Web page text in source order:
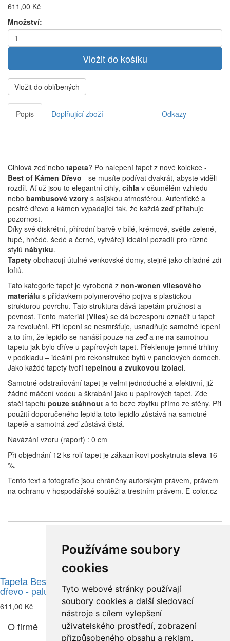
Používáme soubory
cookies
Tyto webové stránky používají
soubory cookies a další sledovací
nástroje s cílem vylepšení
uživatelského prostředí, zobrazení
přizpůsobeného obsahu a reklam,
611,00 Kč
Množství:
Vložit do oblíbených
Popis Doplňující zboží Odkazy
Cihlová zeď nebo tapeta? Po nalepení tapet z nové kolekce -
Best of Kámen Dřevo - se musíte podívat dvakrát, abyste viděli
rozdíl. Ať už jsou to elegantní cihly, cihla v ošumělém vzhledu
nebo bambusové vzory s asijskou atmosférou. Autentické a
pestré dřevo a kámen vypadající tak, že každá zeďpřitahuje
pozornost.
Díky své diskrétní, přírodní barvě v bílé, krémové, světle zelené,
tupé, hnědé, šedé a černé, vytvářejí ideální pozadíí pro různé
stylů nábytku.
Tapety obohacují útulné venkovské domy, stejně jako chladné zdi
loftů.
Tato kategorie tapet je vyrobená z non-wonen vliesového
materiálu s přídavkem polymerového pojiva s plastickou
strukturou povrchu. Tato struktura dává tapetám pružnost a
pevnost. Tento materiál (Vlies) se dá bezesporu označit u tapet
za revoluční. Při lepení se nesmršťuje, usnadňuje samotné lepení
a to tím, že lepidlo se nanáší pouze na zeď a ne na samotnou
tapetu jak bylo dříve u papírových tapet. Překlenuje jemné trhliny
v podkladu – ideální pro rekonstrukce bytů v panelových domech.
Jako každé tapety tvoří tepelnou a zvukovou izolaci.
Samotné odstraňování tapet je velmi jednoduché a efektivní, již
žádné máčení vodou a škrabání jako u papírových tapet. Zde
stačí tapetu pouze stáhnout a to beze zbytku přímo ze stěny. Při
použití doporučeného lepidla toto lepidlo zůstává na samotné
tapetě a samotná zeď zůstává čistá.
Navázání vzoru (raport) : 0 cm
Při objednání 12 ks rolí tapet je zákazníkovi poskytnuta sleva 16
%.
Tento text a fotografie jsou chráněny autorským právem, právem
na ochranu v hospodářské soutěži a trestním právem. E-color.cz
Související zboží
Tapeta Best of Kámen a
dřevo - palubky šedá
611,00 Kč
dřevo - palubky hnědá
611,00 Kč
O firmě